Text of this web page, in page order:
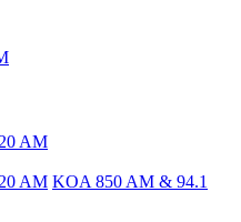
AM
AM KOA 850 AM & 94.1